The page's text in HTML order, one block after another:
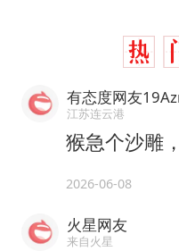
有态度网友
江苏连云港
猴急个沙雕
2026-06-08
火星网友
来自火星